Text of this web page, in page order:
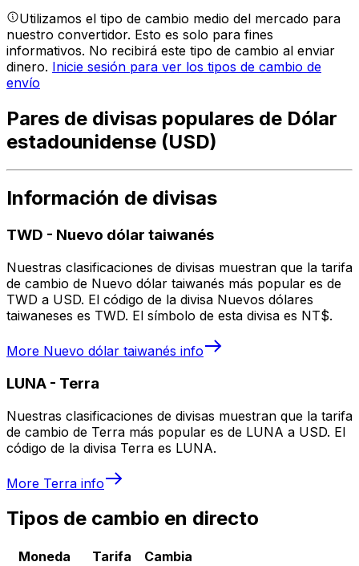
Utilizamos el tipo de cambio medio del mercado para
nuestro convertidor. Esto es solo para fines
informativos. No recibirá este tipo de cambio al enviar
dinero. Inicie sesión para ver los tipos de cambio de
envío
Pares de divisas populares de Dólar
estadounidense (USD)
Información de divisas
TWD - Nuevo dólar taiwanés
Nuestras clasificaciones de divisas muestran que la tarifa
de cambio de Nuevo dólar taiwanés más popular es de
TWD a USD. El código de la divisa Nuevos dólares
taiwaneses es TWD. El símbolo de esta divisa es NT$.
More Nuevo dólar taiwanés info
LUNA - Terra
Nuestras clasificaciones de divisas muestran que la tarifa
de cambio de Terra más popular es de LUNA a USD. El
código de la divisa Terra es LUNA.
More Terra info
Tipos de cambio en directo
Moneda Tarifa
Cambia